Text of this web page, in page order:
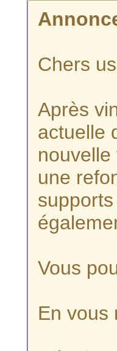
Chers
Après
actuelle
nouvelle
une
Vous
En vous